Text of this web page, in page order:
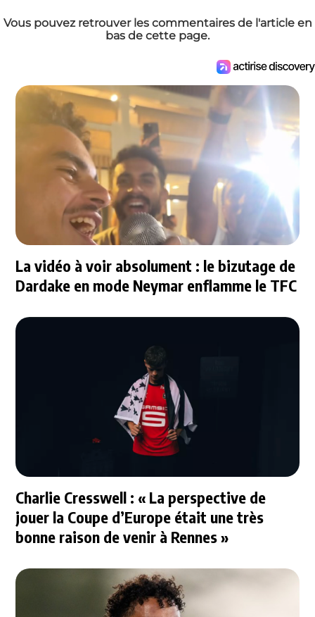
Vous pouvez retrouver les commentaires de l'article en
bas de cette page.
La vidéo à voir absolument : le bizutage de
Dardake en mode Neymar enflamme le TFC
Charlie Cresswell : « La perspective de
jouer la Coupe d’Europe était une très
bonne raison de venir à Rennes »